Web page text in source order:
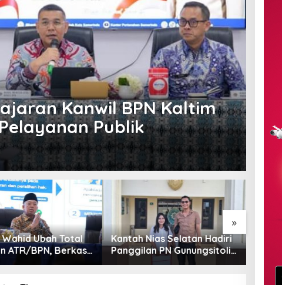
Kanwil BPN Kaltim
Publik
»
Nias Selatan Hadiri
PN Gunungsitoli
Menteri Nusron Ungkap
Realisasi Anggaran
ATR/BPN 2025 Tembus